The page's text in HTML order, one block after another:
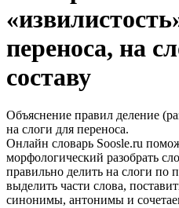
переноса, на
составу
Объяснение правил деление
на слоги для переноса.
Онлайн словарь Soosle.ru
морфологический разобрать
правильно делить на слоги по
выделить части слова,
синонимы, антонимы и